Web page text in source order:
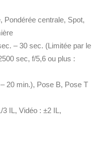
Pondérée centrale, Spot,
– 30 sec. (Limitée par le
sec, f/5,6 ou plus :
20 min.), Pose B, Pose T
IL, Vidéo : ±2 IL,